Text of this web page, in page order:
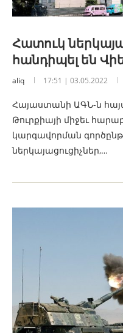
Հատուկ
հանդիպել են
aliq 17:51 | 03.05.2022
Հայաստանի ԱԳՆ-ն
Թուրքիայի միջեւ
կարգավորման
ներկայացուցիչներ,…